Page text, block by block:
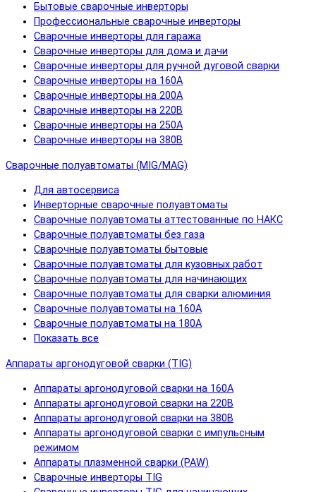
Бытовые сварочные инверторы
Профессиональные сварочные инверторы
Сварочные инверторы для гаража
Сварочные инверторы для дома и дачи
Сварочные инверторы для ручной дуговой сварки
Сварочные инверторы на 160А
Сварочные инверторы на 200А
Сварочные инверторы на 220В
Сварочные инверторы на 250А
Сварочные инверторы на 380В
Сварочные полуавтоматы (MIG/MAG)
Для автосервиса
Инверторные сварочные полуавтоматы
Сварочные полуавтоматы аттестованные по НАКС
Сварочные полуавтоматы без газа
Сварочные полуавтоматы бытовые
Сварочные полуавтоматы для кузовных работ
Сварочные полуавтоматы для начинающих
Сварочные полуавтоматы для сварки алюминия
Сварочные полуавтоматы на 160А
Сварочные полуавтоматы на 180А
Показать все
Аппараты аргонодуговой сварки (TIG)
Аппараты аргонодуговой сварки на 160А
Аппараты аргонодуговой сварки на 220В
Аппараты аргонодуговой сварки на 380В
Аппараты аргонодуговой сварки с импульсным
режимом
Аппараты плазменной сварки (PAW)
Сварочные инверторы TIG